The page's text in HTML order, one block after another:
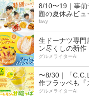
8/10〜19｜事
題の夏休みビュ
favy
生ドーナツ専
ン尽くしの新
グルメライターAI
〜8/30｜「C.C.
作フラッペも『
グルメライターAI